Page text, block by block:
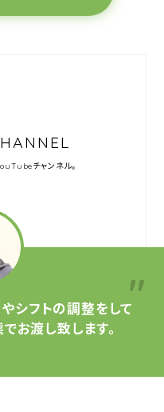
チャンネル。
シフトの調整をして
でお渡し致します。